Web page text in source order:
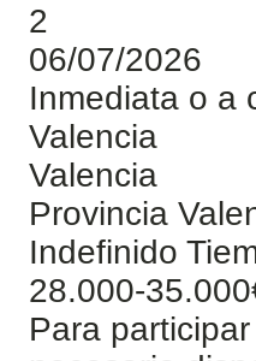
2
06/07/2026
Inmediata o a
Valencia
Valencia
Provincia
Indefinido
28.000-
Para